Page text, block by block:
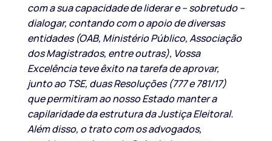
com a sua capacidade de liderar e – sobretudo –
dialogar, contando com o apoio de diversas
entidades (OAB, Ministério Público, Associação
dos Magistrados, entre outras), Vossa
Excelência teve êxito na tarefa de aprovar,
junto ao TSE, duas Resoluções (777 e 781/17)
que permitiram ao nosso Estado manter a
capilaridade da estrutura da Justiça Eleitoral.
Além disso, o trato com os advogados,